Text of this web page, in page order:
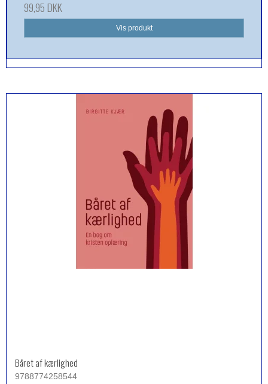
99,95 DKK
Vis produkt
Båret af kærlighed
9788774258544